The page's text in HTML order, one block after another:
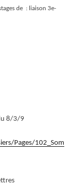
de : liaison 3e-
8/3/9
Pages/102_Som